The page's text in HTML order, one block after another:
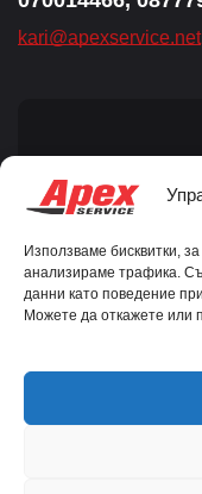
Използваме бисквитки,
анализираме трафика.
данни като поведение
Можете да откажете или
kari@apexservice.net
Съгласен